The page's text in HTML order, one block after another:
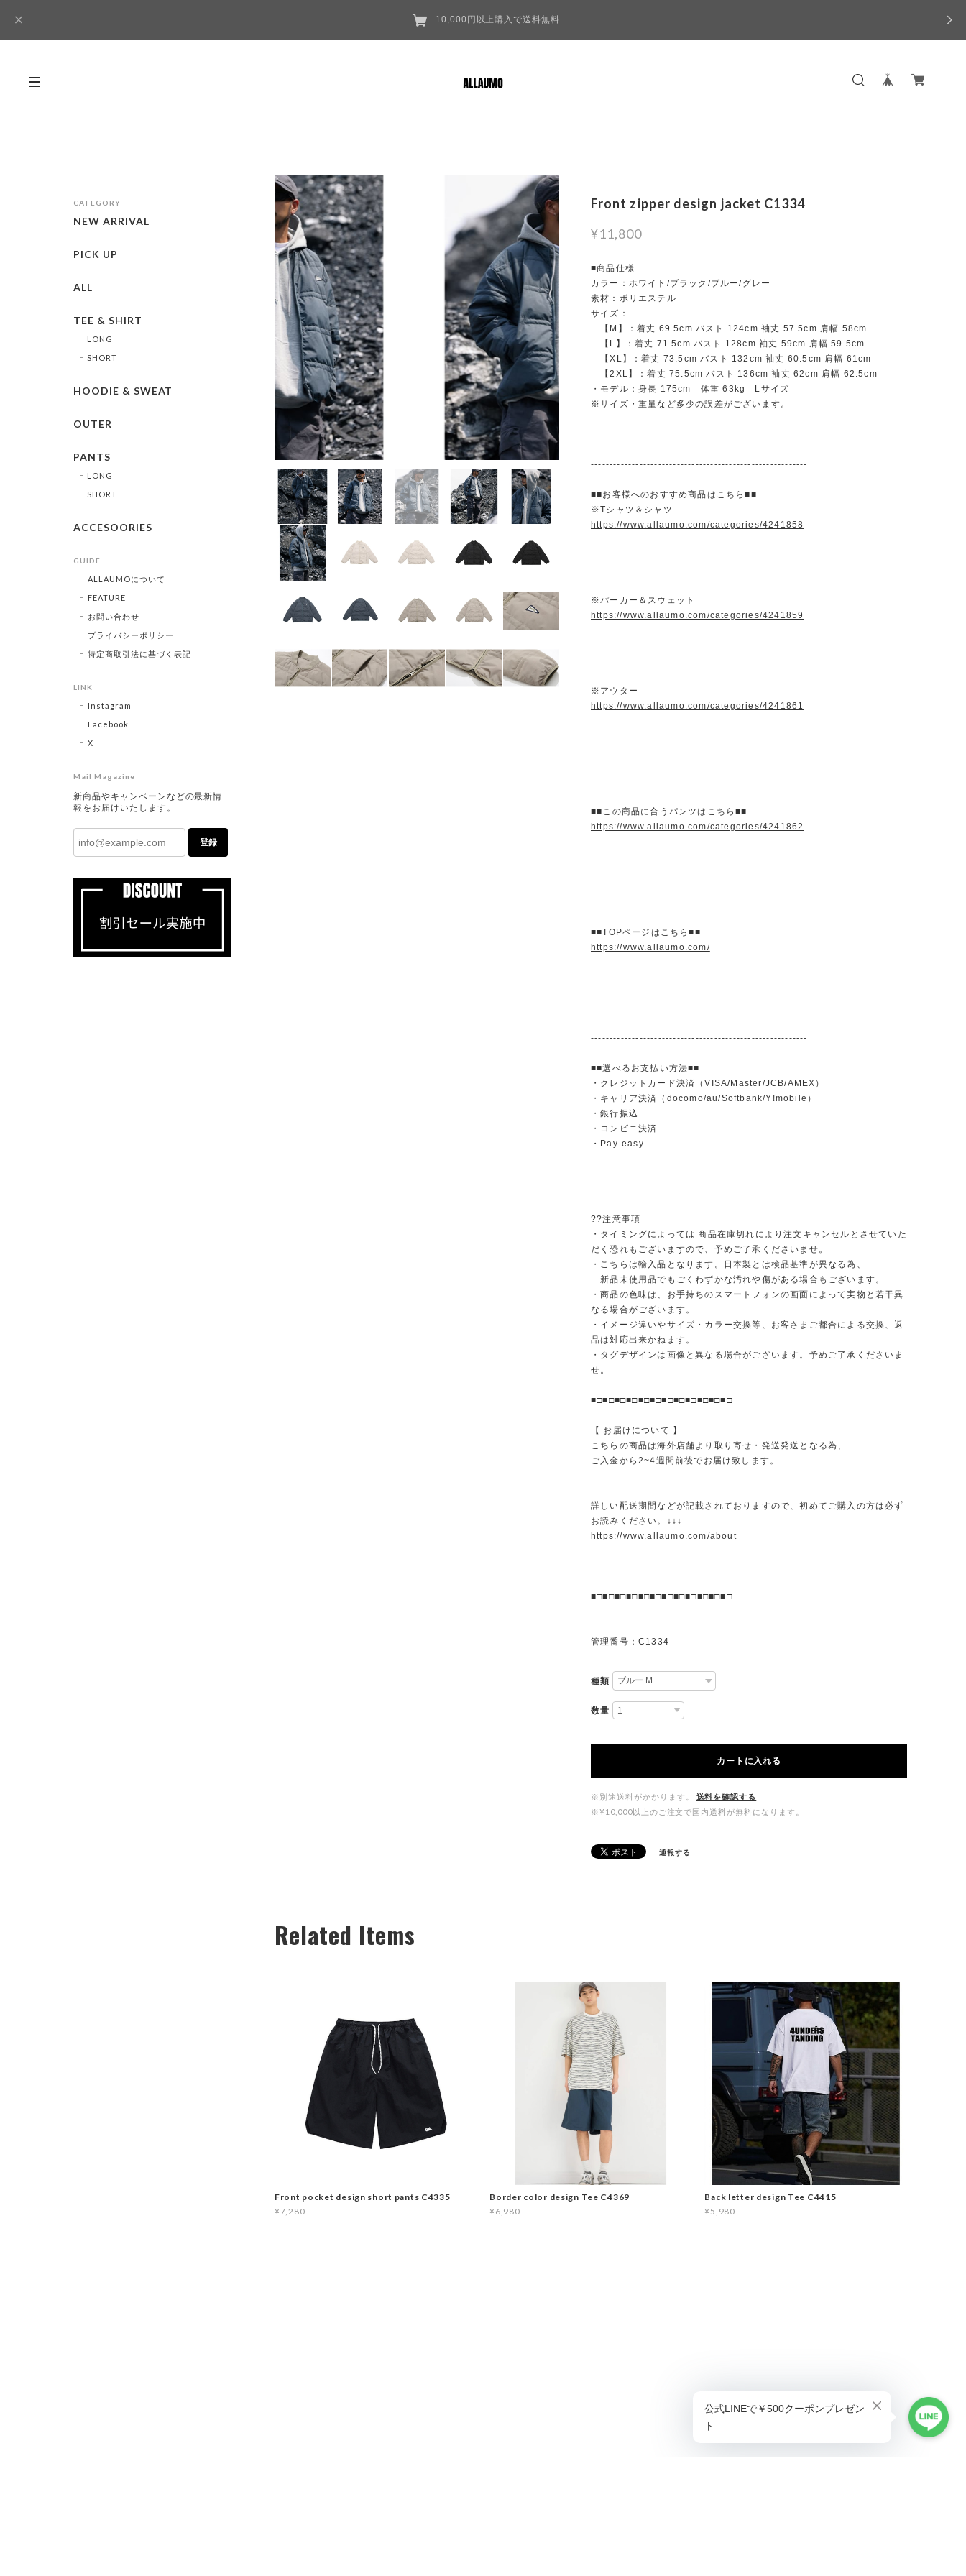
10,000円以上購入で送料無料
Front zipper design jacket C1334
¥11,800
■商品仕様
カラー：ホワイト/ブラック/ブルー/グレー
素材：ポリエステル
サイズ：
【M】：着丈 69.5cm バスト 124cm 袖丈 57.5cm 肩幅 58cm
【L】：着丈 71.5cm バスト 128cm 袖丈 59cm 肩幅 59.5cm
【XL】：着丈 73.5cm バスト 132cm 袖丈 60.5cm 肩幅 61cm
【2XL】：着丈 75.5cm バスト 136cm 袖丈 62cm 肩幅 62.5cm
・モデル：身長 175cm 体重 63kg Lサイズ
※サイズ・重量など多少の誤差がございます。
----------------------------------------------------------
■■お客様へのおすすめ商品はこちら■■
※Tシャツ＆シャツ
https://www.allaumo.com/categories/4241858
※パーカー＆スウェット
https://www.allaumo.com/categories/4241859
※アウター
https://www.allaumo.com/categories/4241861
■■この商品に合うパンツはこちら■■
https://www.allaumo.com/categories/4241862
■■TOPページはこちら■■
https://www.allaumo.com/
----------------------------------------------------------
■■選べるお支払い方法■■
・クレジットカード決済（VISA/Master/JCB/AMEX）
・キャリア決済（docomo/au/Softbank/Y!mobile）
・銀行振込
・コンビニ決済
・Pay-easy
----------------------------------------------------------
??注意事項
・タイミングによっては 商品在庫切れにより注文キャンセルとさせていた
だく恐れもございますので、予めご了承くださいませ。
・こちらは輸入品となります。日本製とは検品基準が異なる為、
新品未使用品でもごくわずかな汚れや傷がある場合もございます。
・商品の色味は、お手持ちのスマートフォンの画面によって実物と若干異
なる場合がございます。
・イメージ違いやサイズ・カラー交換等、お客さまご都合による交換、返
品は対応出来かねます。
・タグデザインは画像と異なる場合がございます。予めご了承くださいま
せ。
■□■□■□■□■□■□■□■□■□■□■□■□
【 お届けについて 】
こちらの商品は海外店舗より取り寄せ・発送発送となる為、
ご入金から2~4週間前後でお届け致します。
詳しい配送期間などが記載されておりますので、初めてご購入の方は必ず
お読みください。↓↓↓
https://www.allaumo.com/about
■□■□■□■□■□■□■□■□■□■□■□■□
管理番号：C1334
種類
数量
カートに入れる
※別途送料がかかります。
送料を確認する
※¥10,000以上のご注文で国内送料が無料になります。
通報する
Related Items
Front pocket design short pants C4335
¥7,280
Border color design Tee C4369
¥6,980
Back letter design Tee C4415
¥5,980
CATEGORY
NEW ARRIVAL
PICK UP
ALL
TEE & SHIRT
LONG
SHORT
HOODIE & SWEAT
OUTER
PANTS
LONG
SHORT
ACCESOORIES
GUIDE
ALLAUMOについて
FEATURE
お問い合わせ
プライバシーポリシー
特定商取引法に基づく表記
LINK
Instagram
Facebook
X
Mail Magazine
新商品やキャンペーンなどの最新情
報をお届けいたします。
登録